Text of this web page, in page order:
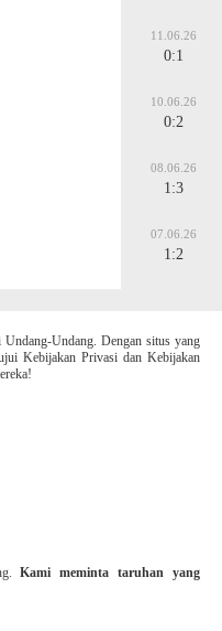
11.06.26
0:1
10.06.26
0:2
08.06.26
1:3
07.06.26
1:2
Undang. Dengan situs yang
Kebijakan Privasi dan Kebijakan
Kami meminta taruhan yang